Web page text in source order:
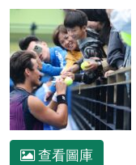
查看圖庫